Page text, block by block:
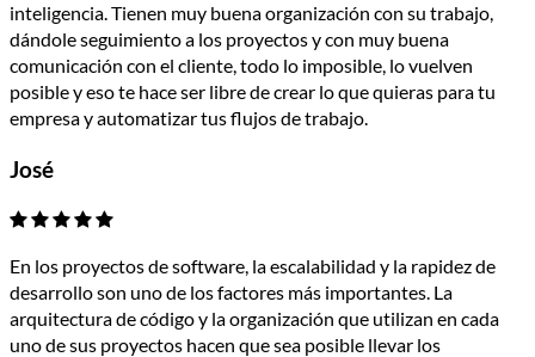
inteligencia. Tienen muy buena organización con su trabajo,
dándole seguimiento a los proyectos y con muy buena
comunicación con el cliente, todo lo imposible, lo vuelven
posible y eso te hace ser libre de crear lo que quieras para tu
empresa y automatizar tus flujos de trabajo.
José
En los proyectos de software, la escalabilidad y la rapidez de
desarrollo son uno de los factores más importantes. La
arquitectura de código y la organización que utilizan en cada
uno de sus proyectos hacen que sea posible llevar los